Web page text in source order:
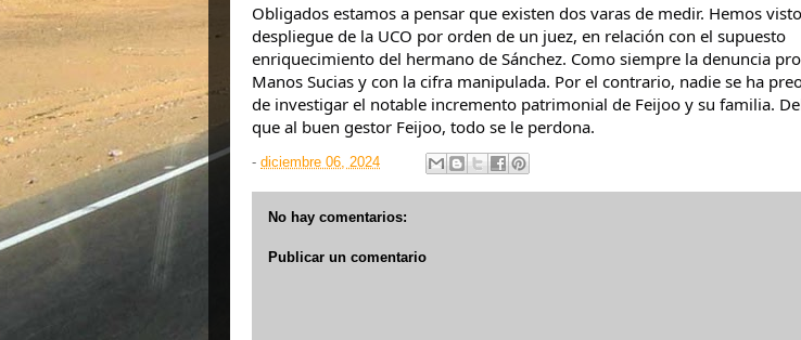
Obligados estamos a pensar que existen dos varas de medir. Hemos
despliegue de la UCO por orden de un juez, en relación con el supuesto
enriquecimiento del hermano de Sánchez. Como siempre la denuncia
Manos Sucias y con la cifra manipulada. Por el contrario, nadie se ha
de investigar el notable incremento patrimonial de Feijoo y su familia.
que al buen gestor Feijoo, todo se le perdona.
- diciembre 06, 2024
No hay comentarios:
Publicar un comentario